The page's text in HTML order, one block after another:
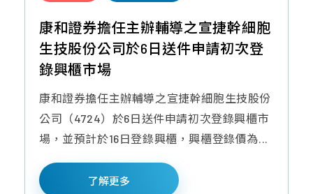
康和證券擔任主辦輔導之宣捷幹細胞
生技股份公司於6日送件申請初次登
錄興櫃市場
康和證券擔任主辦輔導之宣捷幹細胞生技股份
公司（4724）於6日送件申請初次登錄興櫃市
場，並預計於16日登錄興櫃，興櫃登錄價為...
了解更多
探
幹
細
胞/
疫
品
保
證
技
術
常
問
題
育
聯
我
們